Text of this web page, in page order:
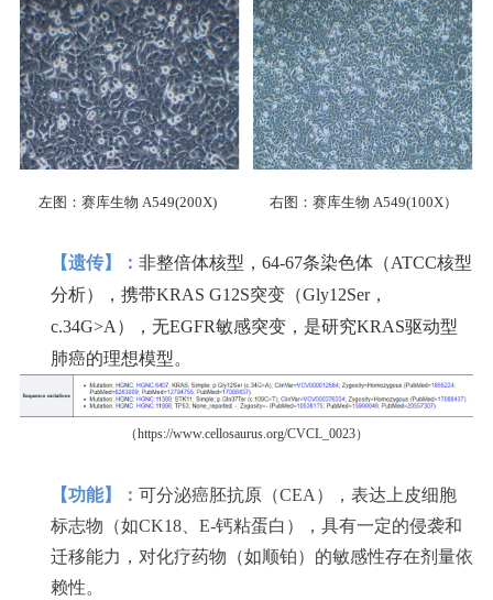
左图：赛库生物 A549(200X) 右图：赛库生物 A549(100X）
【遗传】： 非整倍体核型，64-67条染色体（ATCC核型
分析），携带KRAS G12S突变（Gly12Ser，
c.34G>A），无EGFR敏感突变，是研究KRAS驱动型
肺癌的理想模型。
（https://www.cellosaurus.org/CVCL_0023）
【功能】： 可分泌癌胚抗原（CEA），表达上皮细胞
标志物（如CK18、E-钙粘蛋白），具有一定的侵袭和
迁移能力，对化疗药物（如顺铂）的敏感性存在剂量依
赖性。